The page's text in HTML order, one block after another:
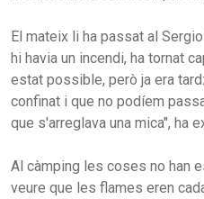
El mateix li ha passat al
hi havia un incendi, ha tornat
estat possible, però ja era
confinat i que no podíem
que s'arreglava una mica", ha
Al càmping les coses no han
veure que les flames eren